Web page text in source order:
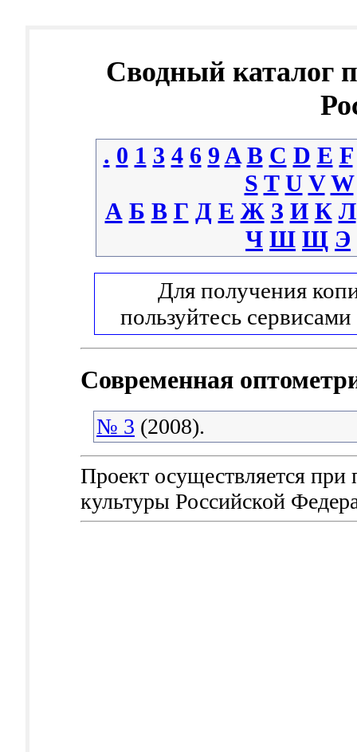
Сводный каталог
. 0 1 3 4 6 9 A B C D E F
S T U V W
А Б В Г Д Е Ж З И К Л
Ч Ш Щ Э
Для получения
пользуйтесь сервисами
Современная
№ 3 (2008).
Проект осуществляется
культуры Российской